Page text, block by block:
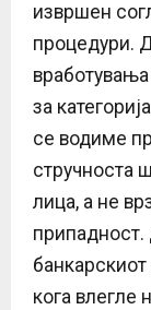
извршен
процедури.
за
се водиме
стручноста
лица, а не
кога влегле